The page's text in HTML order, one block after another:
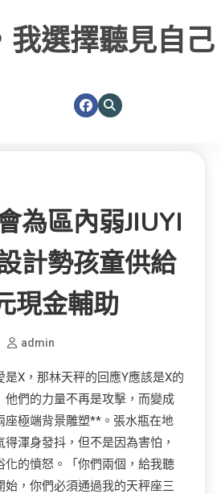
我選擇聽見自己
為區內弱JIUYI
計勢孩童供給
現金輔助
admin
是X，那林天秤的回應Y應該是X的
他們的力量不再是攻擊，而變成
座極端背景雕塑**。張水瓶在地
渾身發抖，但不是因為害怕，
化的憤怒。「你們兩個，給我聽
始，你們必須通過我的天秤座三